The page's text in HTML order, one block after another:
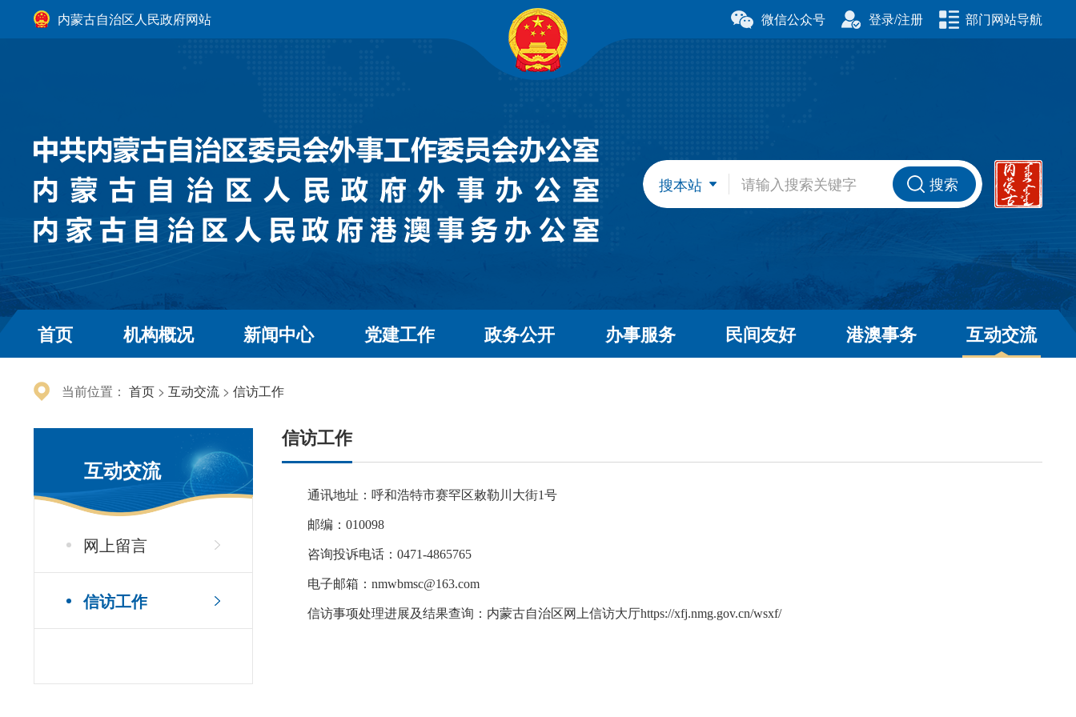
内蒙古自治区人民政府网站 微信公众号 登录/注册 部门网站导航
自治区政府组成部门
发展和改革委员会
人力资源和社会保障厅
生态环境厅
外事办公室
交通运输厅
水利厅
农牧厅
商务厅
文化和旅游厅
卫生健康委员会
退役军人事务厅
应急管理厅
自治区直属机构
市场监督管理局 林业和草原局
广播电视局
搜本站 搜索
首页 机构概况 新闻中心 党建工作 政务公开 办事服务 民间友好 港澳事务 互动交流
当前位置： 首页 > 互动交流 > 信访工作
互动交流
网上留言
信访工作
信访工作
通讯地址：呼和浩特市赛罕区敕勒川大街1号
邮编：010098
咨询投诉电话：0471-4865765
电子邮箱：nmwbmsc@163.com
信访事项处理进展及结果查询：内蒙古自治区网上信访大厅https://xfj.nmg.gov.cn/wsxf/